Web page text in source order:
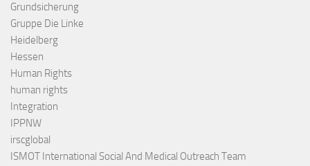
Grundsicherung
Gruppe Die Linke
Heidelberg
Hessen
Human Rights
human rights
Integration
IPPNW
irscglobal
ISMOT International Social And Medical Outreach Team